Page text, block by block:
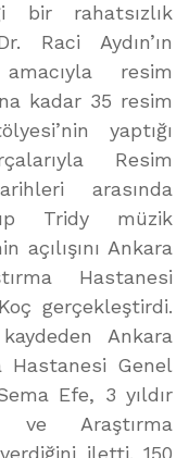
bir rahatsızlık
Raci Aydın’ın
resim
kadar 35 resim
yaptığı
Resim
arasında
Tridy müzik
açılışını Ankara
Hastanesi
gerçekleştirdi.
Ankara
Hastanesi Genel
Efe, 3 yıldır
ve Araştırma
iletti. 150